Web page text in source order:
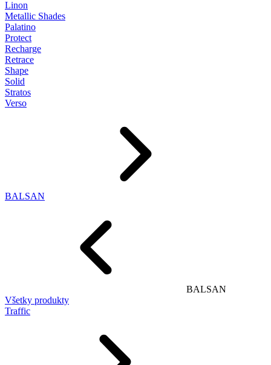
Linon
Metallic Shades
Palatino
Protect
Recharge
Retrace
Shape
Solid
Stratos
Verso
BALSAN
BALSAN
Všetky produkty
Traffic